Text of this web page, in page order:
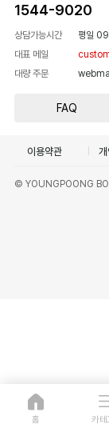
1544-9020
상담가능시간 평일
대표 메일
대량 주문
FAQ
이용약관
© YOUNGPOONG
홈 카테